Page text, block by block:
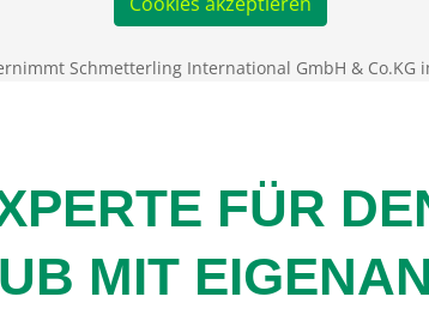
Schmetterling International GmbH & Co.KG
FÜR
MIT